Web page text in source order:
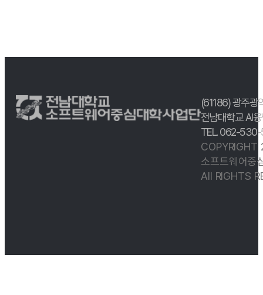
(61186) 광주광
전남대학교 AI
TEL. 062-
COPYRIGHT
소프트웨어중
All RIGHTS